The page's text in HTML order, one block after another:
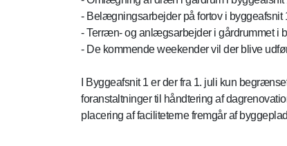
- Belægningsarbejder på fortov i byggeafsnit
- Terræn- og anlægsarbejder i gårdrummet i
- De kommende weekender vil der blive
I Byggeafsnit 1 er der fra 1. juli kun
foranstaltninger til håndtering af
placering af faciliteterne fremgår af